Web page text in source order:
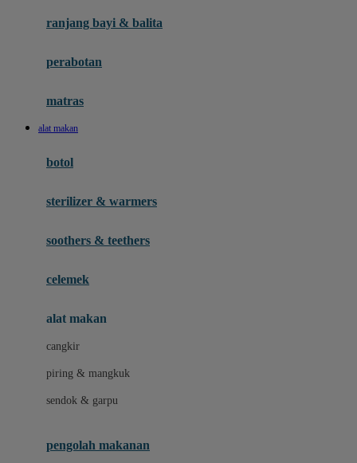
Haenim
Hot Wheels
Huanger
Hybrid
I
Joie
ranjang bayi & balita
perabotan
matras
alat makan
botol
sterilizer & warmers
soothers & teethers
celemek
alat makan
cangkir
piring & mangkuk
sendok & garpu
pengolah makanan